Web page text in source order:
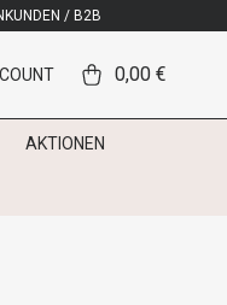
/ B2B
0,00 €
AKTIONEN